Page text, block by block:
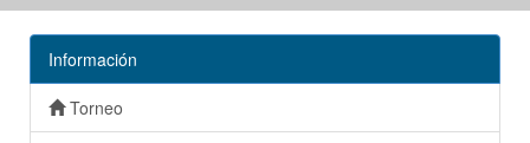
Información
Torneo